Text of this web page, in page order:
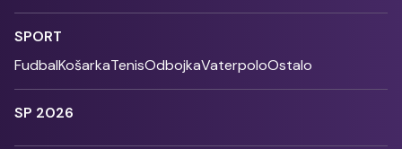
SPORT
FudbalKošarkaTenisOdbojkaVaterpoloOstalo
SP 2026